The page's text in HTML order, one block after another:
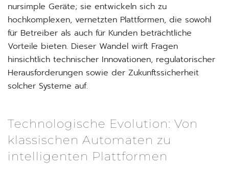
nursimple Geräte; sie entwickeln sich zu
hochkomplexen, vernetzten Plattformen, die sowohl
für Betreiber als auch für Kunden beträchtliche
Vorteile bieten. Dieser Wandel wirft Fragen
hinsichtlich technischer Innovationen, regulatorischer
Herausforderungen sowie der Zukunftssicherheit
solcher Systeme auf.
Technologische Evolution: Von
klassischen Automaten zu
intelligenten Plattformen